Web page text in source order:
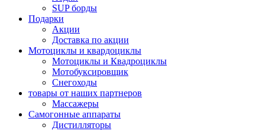
SUP борды
Подарки
Акции
Доставка по акции
Мотоциклы и квардоциклы
Мотоциклы и Квадроциклы
Мотобуксировщик
Снегоходы
товары от наших партнеров
Массажеры
Самогонные аппараты
Дистилляторы